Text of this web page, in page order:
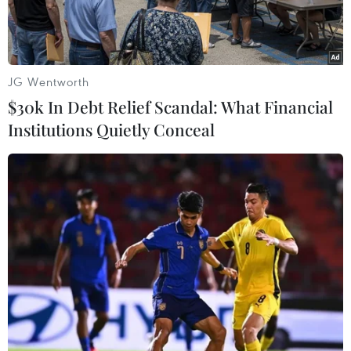
Hình ảnh máy bay do thám Mỹ chụp được hôm 21/5 cho thấy
Trung Quốc vẫn tăng cường bồi đắp trái phép ở Biển Đông.
(Nguồn: WSJ)
Ngoại trưởng Australia Julie Bishop ngày 15/12
đã cảnh báo về sự gia tăng căng thẳng và hoài
nghi sau khi có thông tin cho thấy Trung Quốc
JG Wentworth
$30k In Debt Relief Scandal: What Financial
Institutions Quietly Conceal